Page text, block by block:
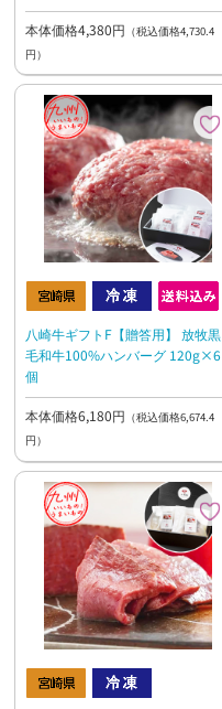
本体価格4,380円 （税込価格4,730.4
円）
八崎牛ギフトF【贈答用】 放牧黒
毛和牛100%ハンバーグ 120g×6
個
本体価格6,180円 （税込価格6,674.4
円）